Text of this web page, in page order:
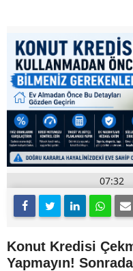
07:32
Konut Kredisi
Yapmayın!